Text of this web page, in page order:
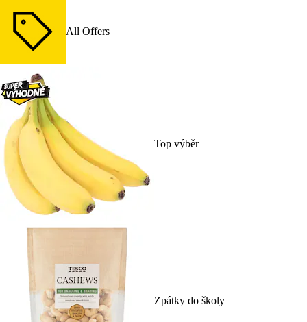
All Offers
Top výběr
Zpátky do školy